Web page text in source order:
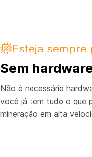
Esteja sempre
Sem hardware
Não é necessário
você já tem tudo o que
mineração em alta